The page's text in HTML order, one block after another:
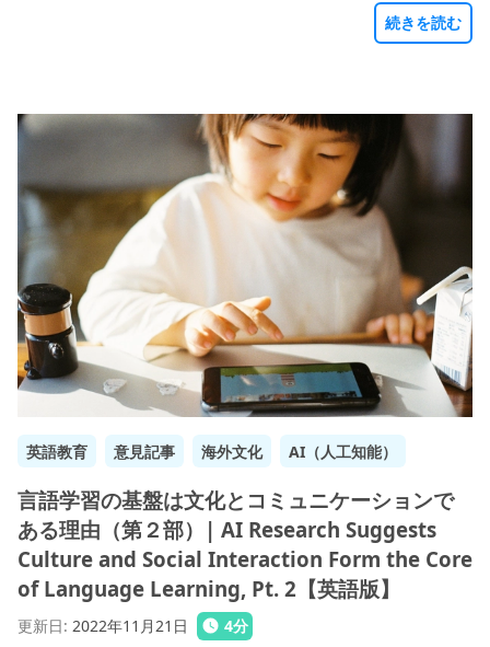
続きを読む
英語教育 意見記事 海外文化 AI（人工知能）
言語学習の基盤は文化とコミュニケーションで
ある理由（第２部）| AI Research Suggests
Culture and Social Interaction Form the Core
of Language Learning, Pt. 2【英語版】
更新日: 2022年11月21日 4分